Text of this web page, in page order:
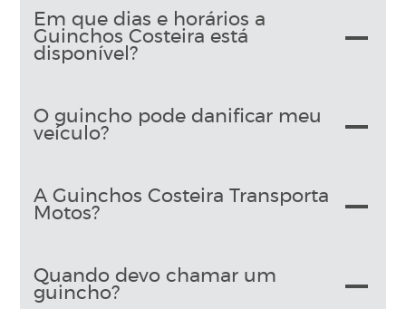
Em que dias e horários a
Guinchos Costeira está
disponível?
O guincho pode danificar meu
veículo?
A Guinchos Costeira Transporta
Motos?
Quando devo chamar um
guincho?